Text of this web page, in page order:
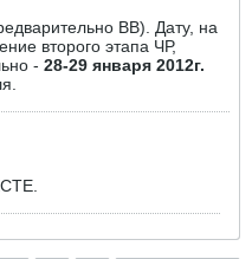
ВВ). Дату, на
второго этапа ЧР,
- 28-29 января 2012г.